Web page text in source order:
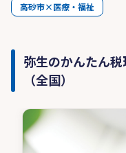
高砂市×医療・福祉
弥生のかんたん
（全国）